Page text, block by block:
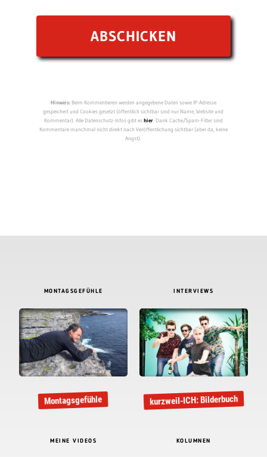
Hinweis:Beim Kommentieren werden angegebene Daten sowie IP-Adresse
gespeichert und Cookies gesetzt (öffentlich sichtbar sind nur Name, Website und
Kommentar). Alle Datenschutz-Infos gibt eshier. Dank Cache/Spam-Filter sind
Kommentare manchmal nicht direkt nach Veröffentlichung sichtbar (aber da, keine
Angst).
MONTAGSGEFÜHLE
Montagsgefühle
INTERVIEWS
kurzweil-ICH: Bilderbuch
MEINE VIDEOS KOLUMNEN